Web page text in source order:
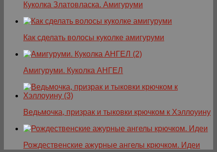
Куколка Златовласка. Амигуруми
Как сделать волосы куколке амигуруми
Амигуруми. Куколка АНГЕЛ
Ведьмочка, призрак и тыковки крючком к Хэллоуину
Рождественские ажурные ангелы крючком. Идеи